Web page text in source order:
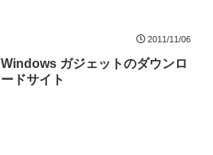
2011/11/06
Windows ガジェットのダウンロ
ードサイト